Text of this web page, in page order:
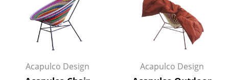
Sekretäre & PC-Tische
Konferenztische
Stehtische & Stehpulte
Kindertische
Acapulco Design Acapulco Design